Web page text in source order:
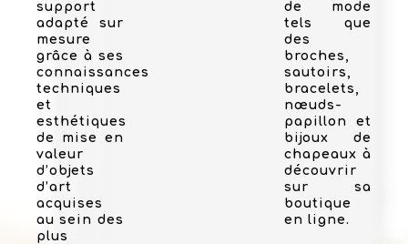
support
adapté sur
mesure
grâce à ses
connaissances
techniques
et
esthétiques
de mise en
valeur
d’objets
d’art
acquises
au sein des
plus
de mode
tels que
des
broches,
sautoirs,
bracelets,
nœuds-
papillon et
bijoux de
chapeaux à
découvrir
sur sa
boutique
en ligne.